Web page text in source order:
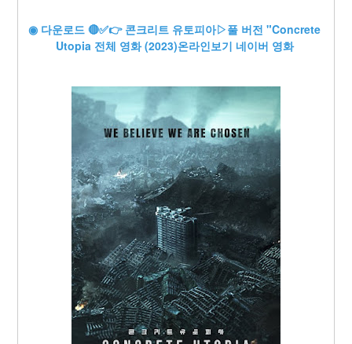
◉ 다운로드 🔴✅👉 콘크리트 유토피아▷풀 버전 "Concrete
Utopia 전체 영화 (2023)온라인보기 네이버 영화